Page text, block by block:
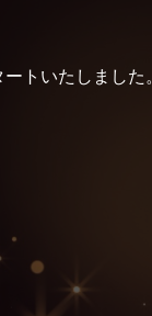
トいたしました。